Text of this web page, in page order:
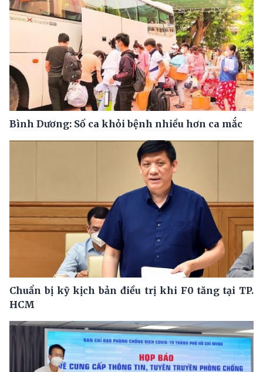
Bình Dương: Số ca khỏi bệnh nhiều hơn ca mắc
Chuẩn bị kỹ kịch bản điều trị khi F0 tăng tại TP.
HCM